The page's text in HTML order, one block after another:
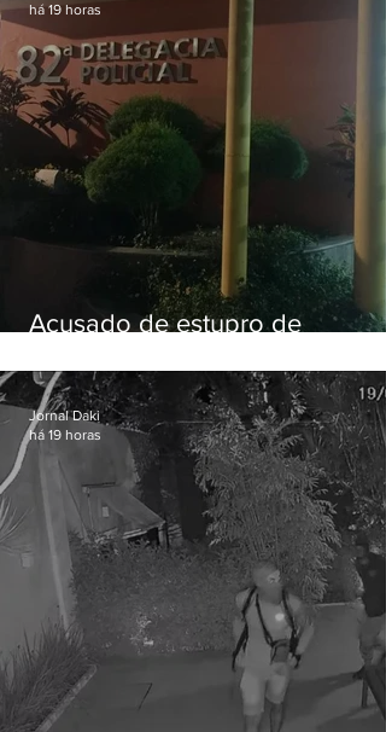
Acusado de estupro de
há 19 horas
Jornal Daki
há 19 horas